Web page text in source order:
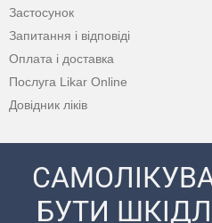
Застосунок
Запитання і відповіді
Оплата і доставка
Послуга Likar Online
Довідник ліків
БУТИ